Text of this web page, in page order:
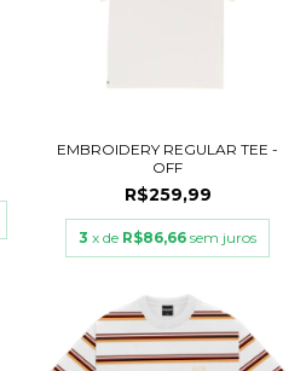
EMBROIDERY REGULAR TEE -
OFF
R$259,99
3 x de R$86,66 sem juros